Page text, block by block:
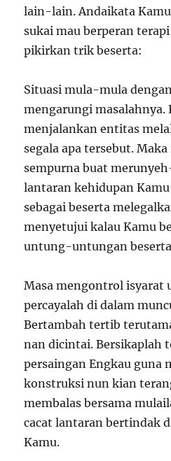
lain-lain. Andaikata
sukai mau berperan
pikirkan trik beserta:
Situasi mula-mula
mengarungi masalahnya.
menjalankan entitas
segala apa tersebut.
sempurna buat
lantaran kehidupan
sebagai beserta
menyetujui kalau Kamu
untung-untungan
Masa mengontrol isyarat
percayalah di dalam
Bertambah tertib
nan dicintai. Bersikaplah
persaingan Engkau guna
konstruksi nun kian
membalas bersama
cacat lantaran bertindak
Kamu.